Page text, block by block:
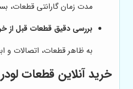
مدت زمان گارانتی قطعات،
بررسی دقیق قطعات قبل از
به ظاهر قطعات، اتصالات و
خرید آنلاین قطعات